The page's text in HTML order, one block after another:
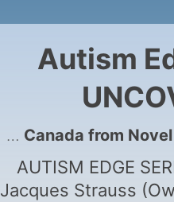
Autism
19 - Autism Edge: Uncover Autism discussion with Dr. Shaina Cahill in
AUTISM EDGE
Jacques Strauss